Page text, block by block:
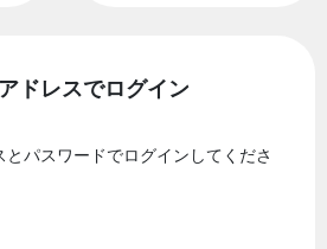
ドレスでログイン
パスワードでログインしてくださ